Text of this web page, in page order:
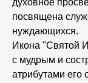
духовное
посвящена
нуждающихся.
Икона "Святой
с мудрым и
атрибутами его